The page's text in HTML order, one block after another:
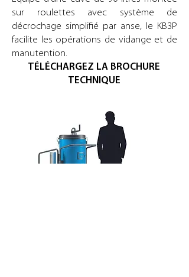
sur roulettes avec système de
décrochage simplifié par anse, le KB3P
facilite les opérations de vidange et de
manutention.
TÉLÉCHARGEZ LA BROCHURE
TECHNIQUE